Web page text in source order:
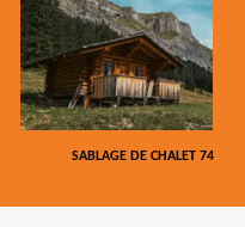
SABLAGE DE CHALET 74